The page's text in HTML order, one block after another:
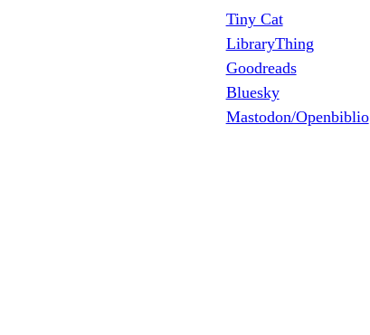
Tiny Cat
LibraryThing
Goodreads
Bluesky
Mastodon/Openbiblio